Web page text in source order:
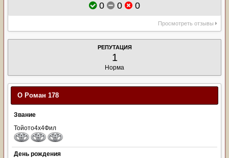
0 0 0
Просмотреть отзывы
РЕПУТАЦИЯ
1
Норма
О Роман 178
Звание
Тойото4х4Фил
День рождения